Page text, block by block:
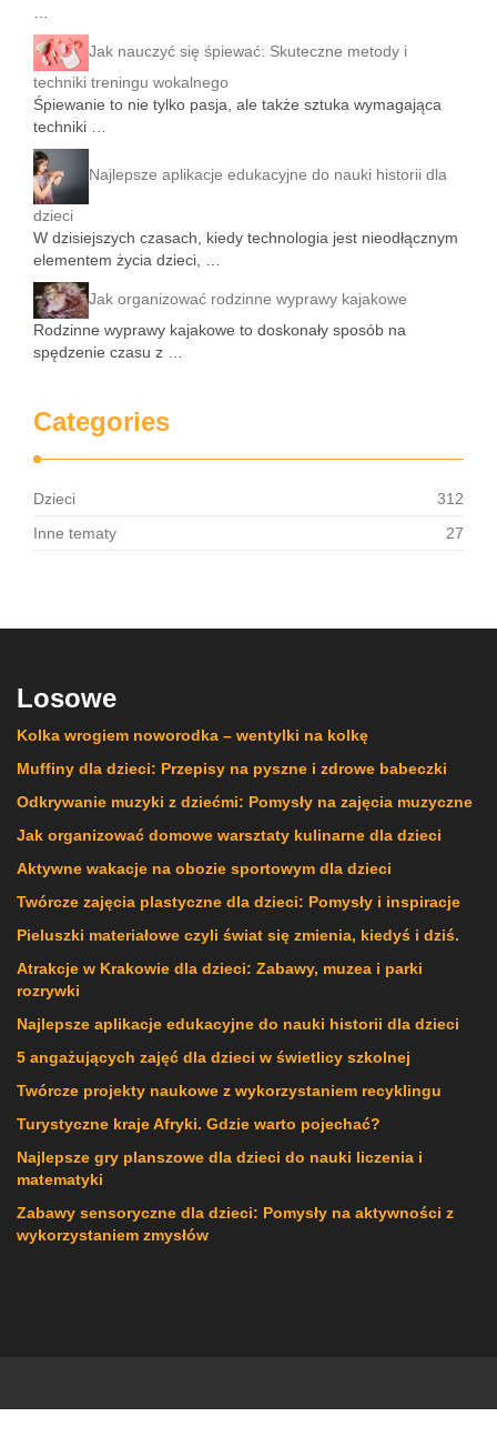
Jak nauczyć się śpiewać: Skuteczne metody i
techniki treningu wokalnego
Śpiewanie to nie tylko pasja, ale także sztuka wymagająca
techniki …
Najlepsze aplikacje edukacyjne do nauki historii dla
dzieci
W dzisiejszych czasach, kiedy technologia jest nieodłącznym
elementem życia dzieci, …
Jak organizować rodzinne wyprawy kajakowe
Rodzinne wyprawy kajakowe to doskonały sposób na
spędzenie czasu z …
Categories
Dzieci
312
Inne tematy
27
Losowe
Kolka wrogiem noworodka – wentylki na kolkę
Muffiny dla dzieci: Przepisy na pyszne i zdrowe babeczki
Odkrywanie muzyki z dziećmi: Pomysły na zajęcia muzyczne
Jak organizować domowe warsztaty kulinarne dla dzieci
Aktywne wakacje na obozie sportowym dla dzieci
Twórcze zajęcia plastyczne dla dzieci: Pomysły i inspiracje
Pieluszki materiałowe czyli świat się zmienia, kiedyś i dziś.
Atrakcje w Krakowie dla dzieci: Zabawy, muzea i parki
rozrywki
Najlepsze aplikacje edukacyjne do nauki historii dla dzieci
5 angażujących zajęć dla dzieci w świetlicy szkolnej
Twórcze projekty naukowe z wykorzystaniem recyklingu
Turystyczne kraje Afryki. Gdzie warto pojechać?
Najlepsze gry planszowe dla dzieci do nauki liczenia i
matematyki
Zabawy sensoryczne dla dzieci: Pomysły na aktywności z
wykorzystaniem zmysłów